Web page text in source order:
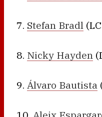
7. Stefan Bradl
8. Nicky Hayden
9. Álvaro Bautista